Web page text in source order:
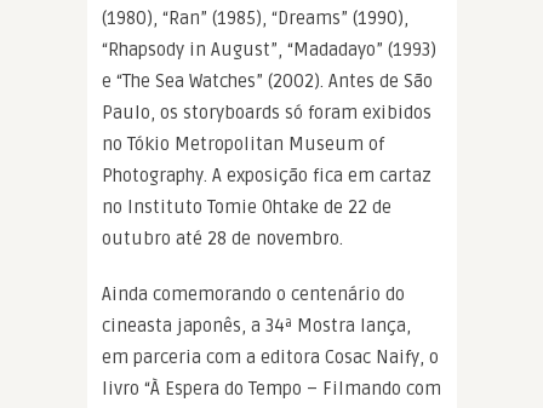
(1980), “Ran” (1985), “Dreams” (1990),
“Rhapsody in August”, “Madadayo” (1993)
e “The Sea Watches” (2002). Antes de São
Paulo, os storyboards só foram exibidos
no Tókio Metropolitan Museum of
Photography. A exposição fica em cartaz
no Instituto Tomie Ohtake de 22 de
outubro até 28 de novembro.
Ainda comemorando o centenário do
cineasta japonês, a 34ª Mostra lança,
em parceria com a editora Cosac Naify, o
livro “À Espera do Tempo – Filmando com